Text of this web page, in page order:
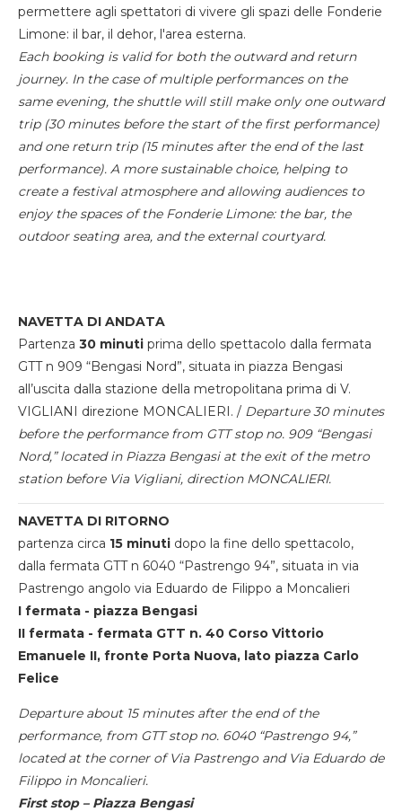
permettere agli spettatori di vivere gli spazi delle Fonderie
Limone: il bar, il dehor, l'area esterna.
Each booking is valid for both the outward and return
journey. In the case of multiple performances on the
same evening, the shuttle will still make only one outward
trip (30 minutes before the start of the first performance)
and one return trip (15 minutes after the end of the last
performance). A more sustainable choice, helping to
create a festival atmosphere and allowing audiences to
enjoy the spaces of the Fonderie Limone: the bar, the
outdoor seating area, and the external courtyard.
NAVETTA DI ANDATA
Partenza 30 minuti prima dello spettacolo dalla fermata
GTT n 909 “Bengasi Nord”, situata in piazza Bengasi
all’uscita dalla stazione della metropolitana prima di V.
VIGLIANI direzione MONCALIERI. / Departure 30 minutes
before the performance from GTT stop no. 909 “Bengasi
Nord,” located in Piazza Bengasi at the exit of the metro
station before Via Vigliani, direction MONCALIERI.
NAVETTA DI RITORNO
partenza circa 15 minuti dopo la fine dello spettacolo,
dalla fermata GTT n 6040 “Pastrengo 94”, situata in via
Pastrengo angolo via Eduardo de Filippo a Moncalieri
I fermata - piazza Bengasi
II fermata - fermata GTT n. 40 Corso Vittorio
Emanuele II, fronte Porta Nuova, lato piazza Carlo
Felice
Departure about 15 minutes after the end of the
performance, from GTT stop no. 6040 “Pastrengo 94,”
located at the corner of Via Pastrengo and Via Eduardo de
Filippo in Moncalieri.
First stop – Piazza Bengasi